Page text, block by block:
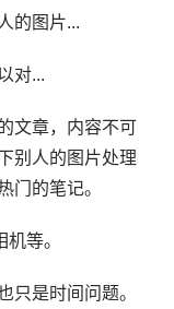
的图片...
对...
文章，内容不可
别人的图片处理
门的笔记。
等。
只是时间问题。